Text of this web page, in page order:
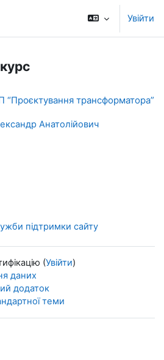
Увійти
трансформатора”
Анатолійович
підтримки сайту
(Увійти)
даних
додаток
теми